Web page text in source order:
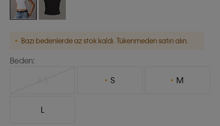
Bazı bedenlerde az stok kaldı. Tükenmeden satın alın.
Beden:
S M
L